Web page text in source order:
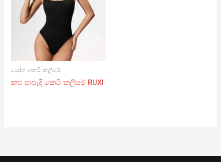
යෝග කෙටි කලිසම්
කළු පාපැදි කෙටි කලිසම් RUXI